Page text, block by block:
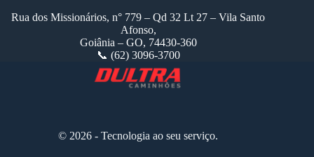
Rua dos Missionários, n° 779 – Qd 32 Lt 27 – Vila Santo
Afonso,
Goiânia – GO, 74430-360
📞 (62) 3096-3700
© 2026 - Tecnologia ao seu serviço.